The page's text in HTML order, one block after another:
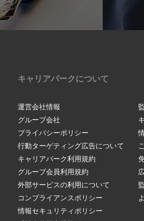
キャリアパークについて
運営会社情報
グループ会社
プライバシーポリシー
行動ターゲティング広告について
キャリアパーク利用規約
グループ会員利用規約
外部サービスの利用について
コンプライアンスポリシー
情報セキュリティポリシー